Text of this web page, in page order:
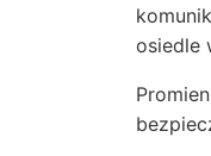
osiedle